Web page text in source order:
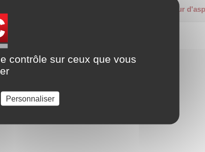
continu
Accessoires moteur
contrôle sur ceux que vous
Personnaliser